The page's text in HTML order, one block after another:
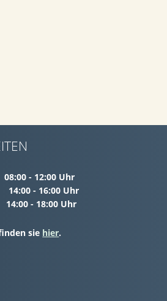
- 12:00 Uhr
- 16:00 Uhr
- 18:00 Uhr
sie hier.